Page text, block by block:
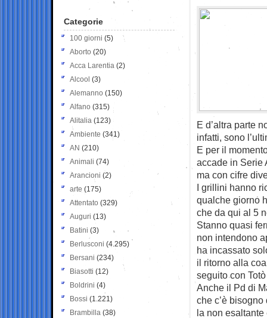
E d’altra parte
infatti, sono
E per il
accade in Serie
ma con cifre
I grillini hanno
qualche giorno
che da qui al 5
Stanno quasi
non intendono
ha incassato
il ritorno alla
seguito con
Anche il Pd di
che c’è
la non
Categorie
100 giorni (5)
Aborto (20)
Acca Larentia (2)
Alcool (3)
Alemanno (150)
Alfano (315)
Alitalia (123)
Ambiente (341)
AN (210)
Animali (74)
Arancioni (2)
arte (175)
Attentato (329)
Auguri (13)
Batini (3)
Berlusconi (4.295)
Bersani (234)
Biasotti (12)
Boldrini (4)
Bossi (1.221)
Brambilla (38)